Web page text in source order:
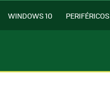
WINDOWS 10 PERIFÉRICOS